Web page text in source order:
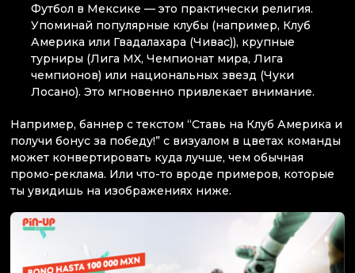
Футбол в Мексике — это практически религия.
Упоминай популярные клубы (например, Клуб
Америка или Гвадалахара (Чивас)), крупные
турниры (Лига MX, Чемпионат мира, Лига
чемпионов) или национальных звезд (Чуки
Лосано). Это мгновенно привлекает внимание.
Например, баннер с текстом “Ставь на Клуб Америка и
получи бонус за победу!” с визуалом в цветах команды
может конвертировать куда лучше, чем обычная
промо-реклама. Или что-то вроде примеров, которые
ты увидишь на изображениях ниже.